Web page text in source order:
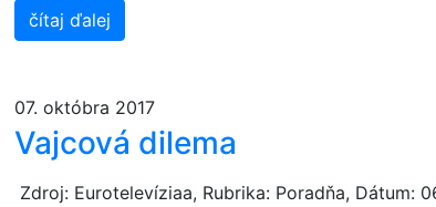
čítaj ďalej
07. októbra 2017
Vajcová dilema
Zdroj: Eurotelevíziaa, Rubrika: Poradňa, Dátum: